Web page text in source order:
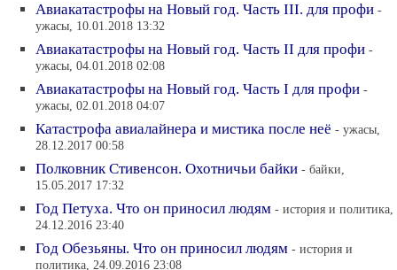
Авиакатастрофы на Новый год. Часть III. для профи -
ужасы, 10.01.2018 13:32
Авиакатастрофы на Новый год. Часть II для профи -
ужасы, 04.01.2018 02:08
Авиакатастрофы на Новый год. Часть I для профи -
ужасы, 02.01.2018 04:07
Катастрофа авиалайнера и мистика после неё - ужасы,
28.12.2017 00:58
Полковник Стивенсон. Охотничьи байки - байки,
15.05.2017 17:32
Год Петуха. Что он приносил людям - история и политика,
24.12.2016 23:40
Год Обезьяны. Что он приносил людям - история и
политика, 24.09.2016 23:08